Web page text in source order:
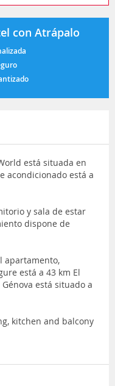
con Atrápalo
está situada en
acondicionado está a
y sala de estar
dispone de
apartamento,
está a 43 km El
está situado a
kitchen and balcony